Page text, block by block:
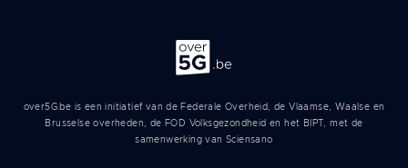
Over 5G
over5G.be is een initiatief van de Federale Overheid, de Vlaamse, Waalse en
Brusselse overheden, de FOD Volksgezondheid en het BIPT, met de
samenwerking van Sciensano